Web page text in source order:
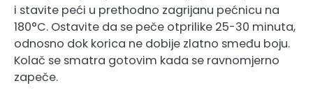
i stavite peći u prethodno zagrijanu pećnicu na
180°C. Ostavite da se peče otprilike 25-30 minuta,
odnosno dok korica ne dobije zlatno smeđu boju.
Kolač se smatra gotovim kada se ravnomjerno
zapeče.